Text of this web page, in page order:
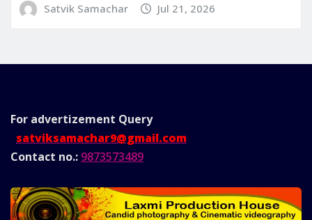
Satvik Samachar Jul 21, 2026
For advertizement Query
satviksamachar9@gmail.com
Contact no.: 9873573489